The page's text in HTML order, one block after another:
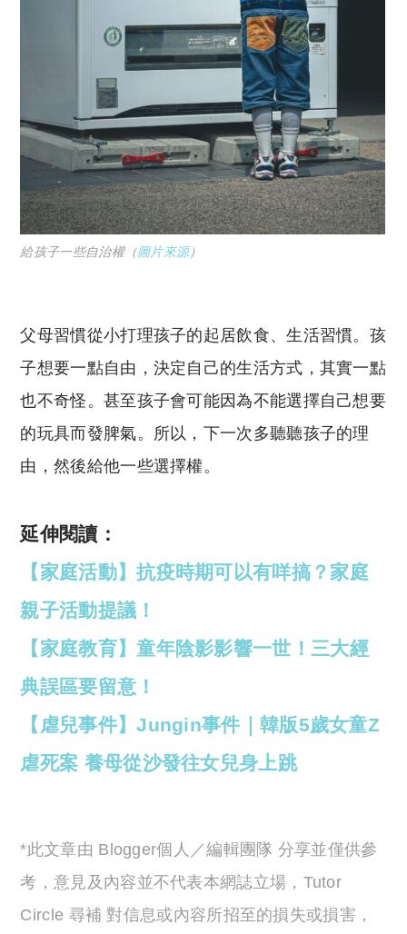
給孩子一些自治權（圖片來源）
父母習慣從小打理孩子的起居飲食、生活習慣。孩
子想要一點自由，決定自己的生活方式，其實一點
也不奇怪。甚至孩子會可能因為不能選擇自己想要
的玩具而發脾氣。所以，下一次多聽聽孩子的理
由，然後給他一些選擇權。
延伸閱讀：
【家庭活動】抗疫時期可以有咩搞？家庭
親子活動提議！
【家庭教育】童年陰影影響一世！三大經
典誤區要留意！
【虐兒事件】Jungin事件｜韓版5歲女童Z
虐死案 養母從沙發往女兒身上跳
*此文章由 Blogger個人／編輯團隊 分享並僅供參
考，意見及內容並不代表本網誌立場，Tutor
Circle 尋補 對信息或內容所招至的損失或損害，